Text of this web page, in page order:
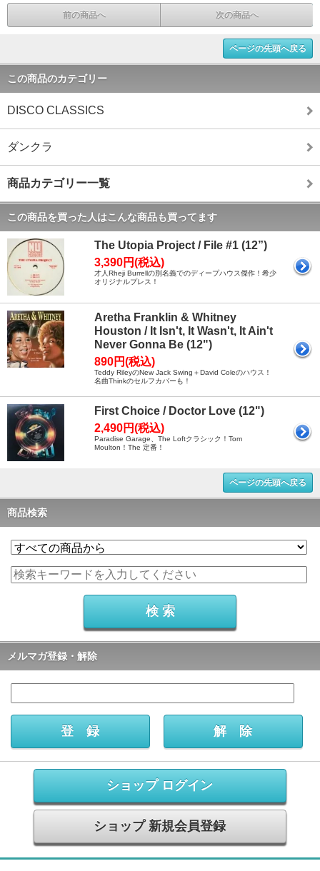
前の商品へ 次の商品へ
ページの先頭へ戻る
この商品のカテゴリー
DISCO CLASSICS
ダンクラ
商品カテゴリー一覧
この商品を買った人はこんな商品も買ってます
The Utopia Project / File #1 (12”)
3,390円(税込)
才人Rheji Burrellの別名義でのディープハウス傑作！希少
オリジナルプレス！
Aretha Franklin & Whitney
Houston / It Isn't, It Wasn't, It Ain't
Never Gonna Be (12")
890円(税込)
Teddy RileyのNew Jack Swing＋David Coleのハウス！
名曲Thinkのセルフカバーも！
First Choice / Doctor Love (12")
2,490円(税込)
Paradise Garage、The Loftクラシック！Tom
Moulton！The 定番！
ページの先頭へ戻る
商品検索
メルマガ登録・解除
ショップ ログイン
ショップ 新規会員登録